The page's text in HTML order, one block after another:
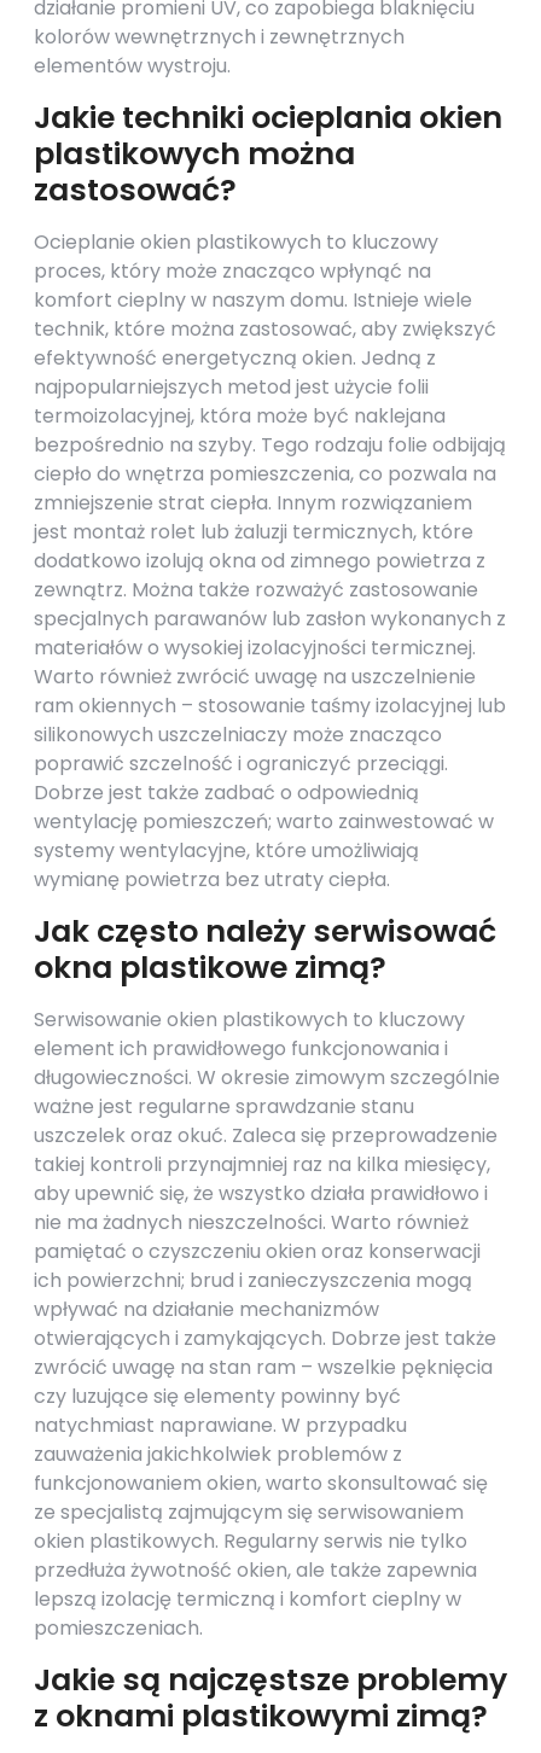
działanie promieni UV, co zapobiega blaknięciu
kolorów wewnętrznych i zewnętrznych
elementów wystroju.
Jakie techniki ocieplania okien
plastikowych można
zastosować?
Ocieplanie okien plastikowych to kluczowy
proces, który może znacząco wpłynąć na
komfort cieplny w naszym domu. Istnieje wiele
technik, które można zastosować, aby zwiększyć
efektywność energetyczną okien. Jedną z
najpopularniejszych metod jest użycie folii
termoizolacyjnej, która może być naklejana
bezpośrednio na szyby. Tego rodzaju folie odbijają
ciepło do wnętrza pomieszczenia, co pozwala na
zmniejszenie strat ciepła. Innym rozwiązaniem
jest montaż rolet lub żaluzji termicznych, które
dodatkowo izolują okna od zimnego powietrza z
zewnątrz. Można także rozważyć zastosowanie
specjalnych parawanów lub zasłon wykonanych z
materiałów o wysokiej izolacyjności termicznej.
Warto również zwrócić uwagę na uszczelnienie
ram okiennych – stosowanie taśmy izolacyjnej lub
silikonowych uszczelniaczy może znacząco
poprawić szczelność i ograniczyć przeciągi.
Dobrze jest także zadbać o odpowiednią
wentylację pomieszczeń; warto zainwestować w
systemy wentylacyjne, które umożliwiają
wymianę powietrza bez utraty ciepła.
Jak często należy serwisować
okna plastikowe zimą?
Serwisowanie okien plastikowych to kluczowy
element ich prawidłowego funkcjonowania i
długowieczności. W okresie zimowym szczególnie
ważne jest regularne sprawdzanie stanu
uszczelek oraz okuć. Zaleca się przeprowadzenie
takiej kontroli przynajmniej raz na kilka miesięcy,
aby upewnić się, że wszystko działa prawidłowo i
nie ma żadnych nieszczelności. Warto również
pamiętać o czyszczeniu okien oraz konserwacji
ich powierzchni; brud i zanieczyszczenia mogą
wpływać na działanie mechanizmów
otwierających i zamykających. Dobrze jest także
zwrócić uwagę na stan ram – wszelkie pęknięcia
czy luzujące się elementy powinny być
natychmiast naprawiane. W przypadku
zauważenia jakichkolwiek problemów z
funkcjonowaniem okien, warto skonsultować się
ze specjalistą zajmującym się serwisowaniem
okien plastikowych. Regularny serwis nie tylko
przedłuża żywotność okien, ale także zapewnia
lepszą izolację termiczną i komfort cieplny w
pomieszczeniach.
Jakie są najczęstsze problemy
z oknami plastikowymi zimą?